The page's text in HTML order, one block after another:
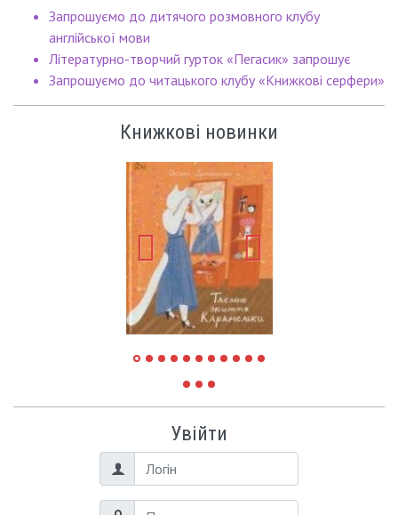
Запрошуємо до дитячого розмовного клубу
англійської мови
Літературно-творчий гурток «Пегасик» запрошує
Запрошуємо до читацького клубу «Книжкові серфери»
Книжкові новинки
Увійти
Логін